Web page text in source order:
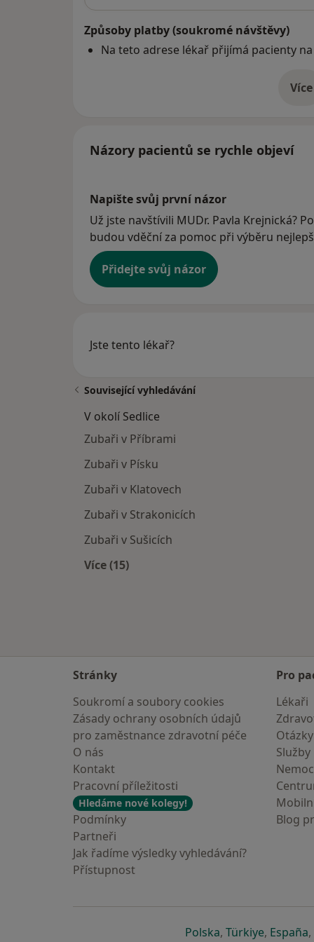
Způsoby platby (soukromé návštěvy)
Na teto adrese lékař přijímá pacienty
Více
o
Názory pacientů se rychle objeví
Napište svůj první názor
Už jste navštívili MUDr. Pavla Krejnická?
budou vděční za pomoc při výběru
Přidejte svůj názor
Jste tento lékař?
Související vyhledávání
V okolí Sedlice
Zubaři v Příbrami
Zubaři v Písku
Zubaři v Klatovech
Zubaři v Strakonicích
Zubaři v Sušicích
Více (15)
Stránky
Soukromí a soubory cookies
Zásady ochrany osobních údajů
pro zaměstnance zdravotní péče
O nás
Kontakt
Pracovní příležitosti
Hledáme nové kolegy!
Podmínky
Partneři
Jak řadíme výsledky vyhledávání?
Přístupnost
Pro
Lékaři
Služby
Blog
Polskase otevře v nové
, Türkiyese
, España,